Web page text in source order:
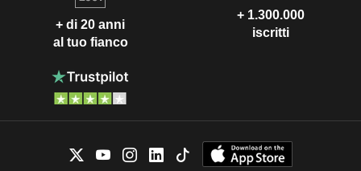
+ di 20 anni
al tuo fianco
+ 1.300.000
iscritti